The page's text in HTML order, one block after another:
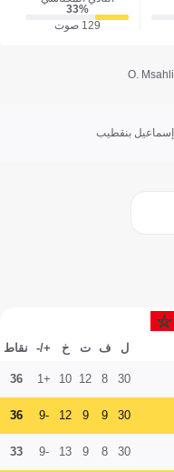
33‎%‎
129 صوت
O. Msahli
إسماعيل بنقطيب
ل ف ت خ +/- نقاط
30
8
12
10
+1
36
30
9
9
12
-9
36
30
8
9
13
-9
33